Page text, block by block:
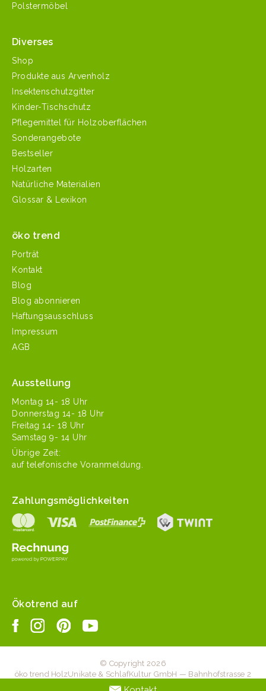
Polstermöbel
Diverses
Shop
Produkte aus Arvenholz
Insektenschutzgitter
Kinder-Tischschutz
Pflegemittel für Holzoberflächen
Sonderangebote
Bestseller
Holzarten
Natürliche Materialien
Glossar & Lexikon
öko trend
Porträt
Kontakt
Blog
Blog abonnieren
Haftungsausschluss
Impressum
AGB
Ausstellung
Mon­tag 14- 18 Uhr
Don­ner­stag 14- 18 Uhr
Fre­itag 14- 18 Uhr
Sam­stag 9- 14 Uhr
Übrige Zeit:
auf tele­fonis­che Voranmeldung.
Zahlungsmöglichkeiten
Ökotrend auf
© Copyright 2026
öko trend HolzUnikate & SchlafKultur GmbH — Bahnhofstrasse 2
— 6203 Sempach Station — +41 41 467 20 70 —